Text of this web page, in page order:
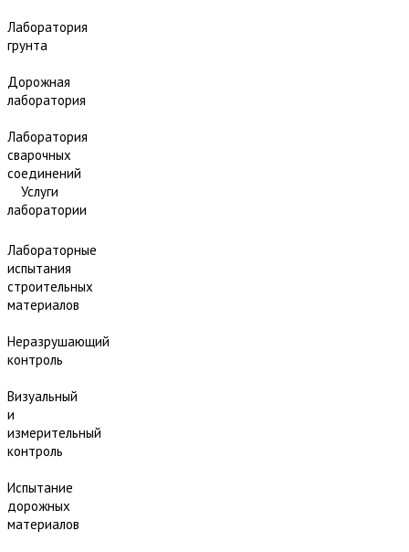
Лаборатория
грунта
Дорожная
лаборатория
Лаборатория
сварочных
соединений
Услуги
лаборатории
Лабораторные
испытания
строительных
материалов
Неразрушающий
контроль
Визуальный
и
измерительный
контроль
Испытание
дорожных
материалов